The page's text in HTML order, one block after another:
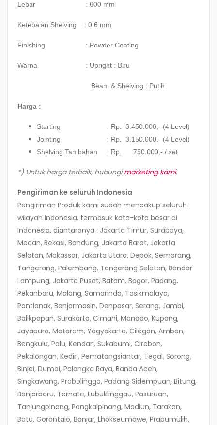
Lebar : 600 mm
Ketebalan Shelving : 0.6 mm
Finishing : Powder Coating
Warna : Upright : Biru
Beam & Shelving : Putih
Harga :
Starting : Rp. 3.450.000,- (4 Level)
Jointing : Rp. 3.150.000,- (4 Level)
Shelving Tambahan : Rp. 750.000,- / set
*) Untuk harga terbaik, hubungimarketing kami.
Pengiriman ke seluruh Indonesia
Pengiriman Produk kami sudah mencakup seluruh
wilayah Indonesia, termasuk kota-kota besar di
Indonesia, diantaranya : Jakarta Timur, Surabaya,
Medan, Bekasi, Bandung, Jakarta Barat, Jakarta
Selatan, Makassar, Jakarta Utara, Depok, Semarang,
Tangerang, Palembang, Tangerang Selatan, Bandar
Lampung, Jakarta Pusat, Batam, Bogor, Padang,
Pekanbaru, Malang, Samarinda, Tasikmalaya,
Pontianak, Banjarmasin, Denpasar, Serang, Jambi,
Balikpapan, Surakarta, Cimahi, Manado, Kupang,
Jayapura, Mataram, Yogyakarta, Cilegon, Ambon,
Bengkulu, Palu, Kendari, Sukabumi, Cirebon,
Pekalongan, Kediri, Pematangsiantar, Tegal, Sorong,
Binjai, Dumai, Palangka Raya, Banda Aceh,
Singkawang, Probolinggo, Padang Sidempuan, Bitung,
Banjarbaru, Ternate, Lubuklinggau, Pasuruan,
Tanjungpinang, Pangkalpinang, Madiun, Tarakan,
Batu, Gorontalo, Banjar, Lhokseumawe, Prabumulih,